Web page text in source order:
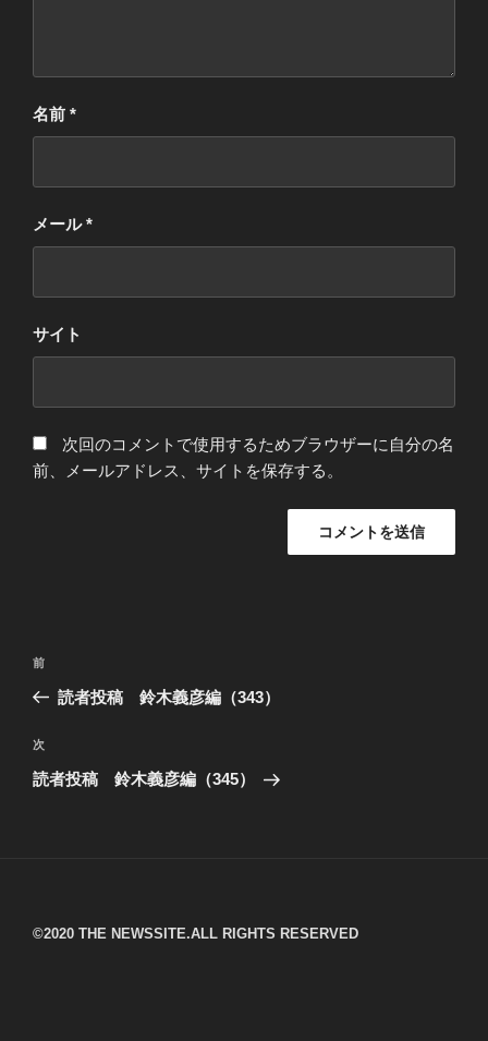
名前 *
メール*
サイト
次回のコメントで使用するためブラウザーに自分の名
前、メールアドレス、サイトを保存する。
投
ビ
ゲ
過
去
投
稿
前
読者投稿 鈴木義彦編（343）
次
の
次
読者投稿 鈴木義彦編（345）
©︎2020 THE NEWSSITE.ALL RIGHTS RESERVED